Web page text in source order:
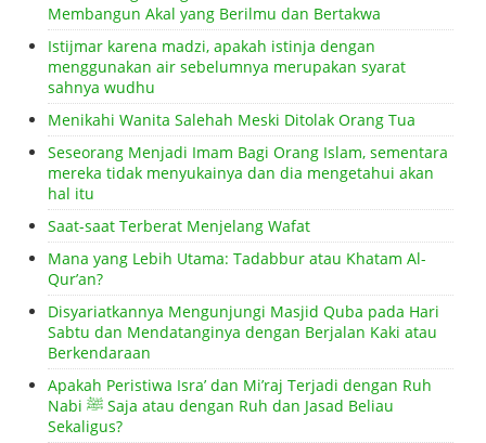
Membangun Akal yang Berilmu dan Bertakwa
Istijmar karena madzi, apakah istinja dengan
menggunakan air sebelumnya merupakan syarat
sahnya wudhu
Menikahi Wanita Salehah Meski Ditolak Orang Tua
Seseorang Menjadi Imam Bagi Orang Islam, sementara
mereka tidak menyukainya dan dia mengetahui akan
hal itu
Saat-saat Terberat Menjelang Wafat
Mana yang Lebih Utama: Tadabbur atau Khatam Al-
Qur’an?
Disyariatkannya Mengunjungi Masjid Quba pada Hari
Sabtu dan Mendatanginya dengan Berjalan Kaki atau
Berkendaraan
Apakah Peristiwa Isra’ dan Mi’raj Terjadi dengan Ruh
Nabi ﷺ Saja atau dengan Ruh dan Jasad Beliau
Sekaligus?